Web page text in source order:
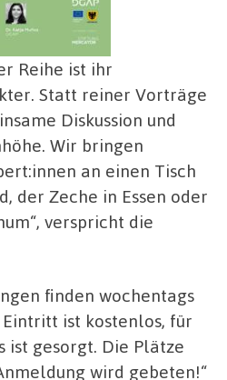
Reihe ist ihr
Statt reiner Vorträge
Diskussion und
Wir bringen
an einen Tisch
der Zeche in Essen oder
verspricht die
finden wochentags
ist kostenlos, für
ist gesorgt. Die Plätze
wird gebeten!“